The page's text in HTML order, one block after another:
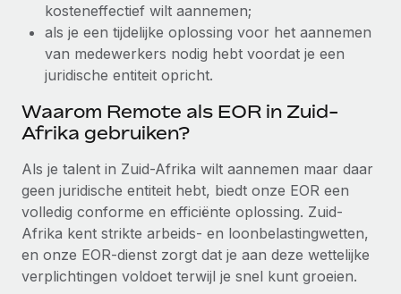
Hoe Phiture 55 werknemers in 19 landen
beheert met Remote
Phiture, een toonaangevende leider in de wereldwijde
Meer informatie
kosteneffectief wilt aannemen;
als je een tijdelijke oplossing voor het aannemen
van medewerkers nodig hebt voordat je een
juridische entiteit opricht.
Waarom Remote als EOR in Zuid-
Afrika gebruiken?
Als je talent in Zuid-Afrika wilt aannemen maar daar
geen juridische entiteit hebt, biedt onze EOR een
volledig conforme en efficiënte oplossing. Zuid-
Afrika kent strikte arbeids- en loonbelastingwetten,
en onze EOR-dienst zorgt dat je aan deze wettelijke
verplichtingen voldoet terwijl je snel kunt groeien.